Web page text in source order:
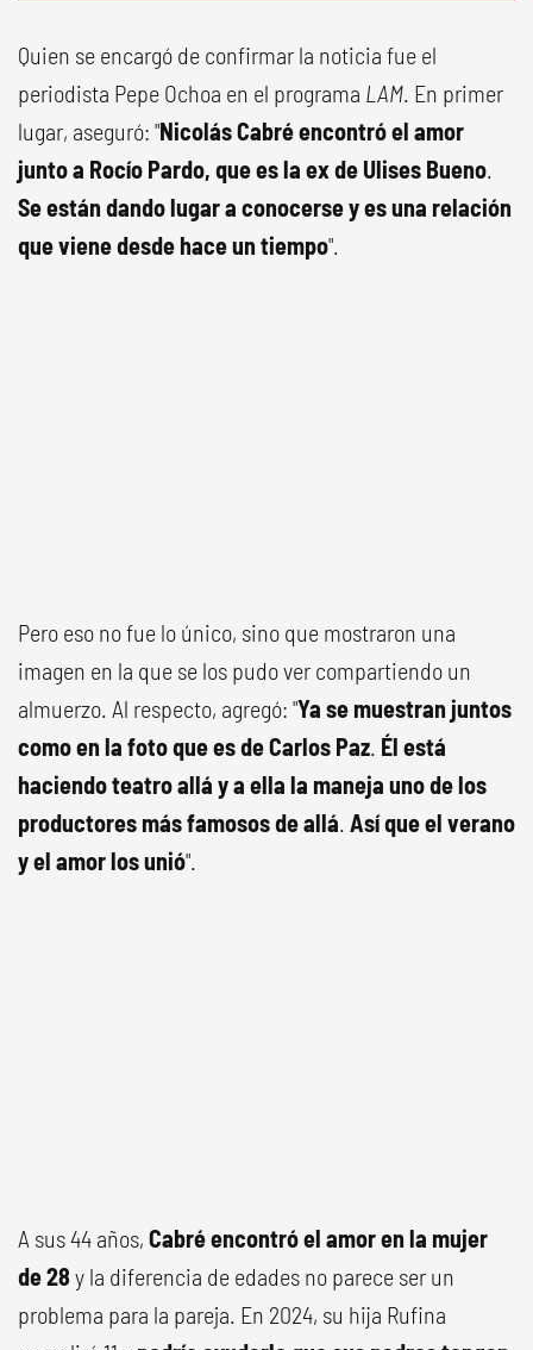
Quien se encargó de confirmar la noticia fue el
periodista Pepe Ochoa en el programa LAM. En primer
lugar, aseguró: "Nicolás Cabré encontró el amor
junto a Rocío Pardo, que es la ex de Ulises Bueno.
Se están dando lugar a conocerse y es una relación
que viene desde hace un tiempo".
Pero eso no fue lo único, sino que mostraron una
imagen en la que se los pudo ver compartiendo un
almuerzo. Al respecto, agregó: "Ya se muestran juntos
como en la foto que es de Carlos Paz. Él está
haciendo teatro allá y a ella la maneja uno de los
productores más famosos de allá. Así que el verano
y el amor los unió".
A sus 44 años, Cabré encontró el amor en la mujer
de 28 y la diferencia de edades no parece ser un
problema para la pareja. En 2024, su hija Rufina